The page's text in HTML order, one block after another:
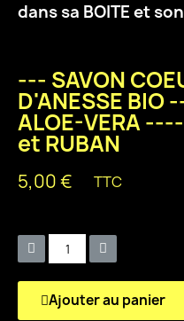
dans sa BOITE et
--- SAVON
D'ANESSE
ALOE-VERA
et RUBAN
5,00 € TTC
Ajouter au panier